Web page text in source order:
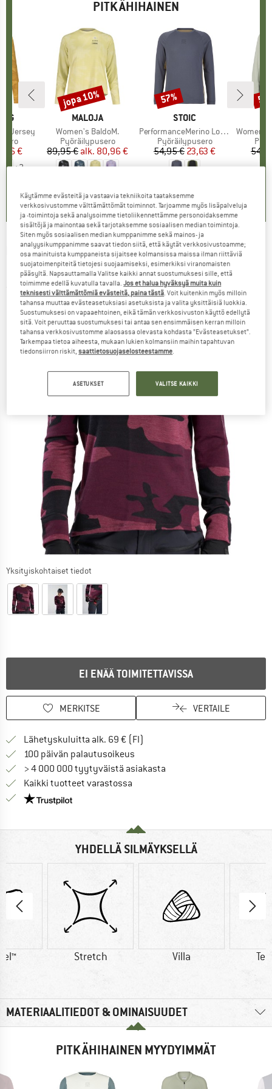
PITKÄHIHAINEN
S Jersey
hinta
€
+ 2
MERKKI
MALOJA
Tuote
Women's BaldoM.
Tuoteryhmä
Pyöräilypusero
Hinta
89,95 € Alennettu hinta
alk. 80,96 €
Alennus
jopa 10%
MERKKI
STOIC
Tuote
PerformanceMerino LofsdalenSt. MTB L/S
Tuoteryhmä
Pyöräilypusero
Hinta
54,95 €Alennettu hinta
23,63 €
Alennus
57%
Tuote
Women's
DEVOLD -Women's Kløvstien Merino Shirt -
Pyöräilypusero
(0)
Yksityiskohtaiset tiedot
EI ENÄÄ TOIMITETTAVISSA
MERKITSE VERTAILE
Lähetyskuluitta alk. 69 € (FI)
100 päivän palautusoikeus
> 4 000 000 tyytyväistä asiakasta
Kaikki tuotteet varastossa
Meillä on Trustpilot -sertifiointi - lue lisää tästä!
YHDELLÄ SILMÄYKSELLÄ
Stretch Villa
MATERIAALITIEDOT & OMINAISUUDET
PITKÄHIHAINEN MYYDYIMMÄT
Käytämme evästeitä ja vastaavia tekniikoita taataksemme
verkkosivustomme välttämättömät toiminnot. Tarjoamme myös lisäpalveluja
ja -toimintoja sekä analysoimme tietoliikennettämme personoidaksemme
sisältöjä ja mainontaa sekä tarjotaksemme sosiaalisen median toimintoja.
Siten myös sosiaalisen median kumppanimme sekä mainos- ja
analyysikumppanimme saavat tiedon siitä, että käytät verkkosivustoamme;
osa mainituista kumppaneista sijaitsee kolmansissa maissa ilman riittäviä
suojatoimenpiteitä tietojesi suojaamiseksi, esimerkiksi viranomaisten
pääsyltä. Napsauttamalla Valitse kaikki annat suostumuksesi sille, että
toimimme edellä kuvatulla tavalla.Jos et halua hyväksyä muita kuin
teknisesti välttämättömiä evästeitä, paina tästä . Voit kuitenkin myös milloin
tahansa muuttaa evästeasetuksiasi asetuksista ja valita yksittäisiä luokkia.
Suostumuksesi on vapaaehtoinen, eikä tämän verkkosivuston käyttö edellytä
sitä. Voit peruuttaa suostumuksesi tai antaa sen ensimmäisen kerran milloin
tahansa verkkosivustomme alaosassa olevasta kohdasta ”Evästeasetukset”.
Tarkempaa tietoa aiheesta, mukaan lukien kolmansiin maihin tapahtuvan
tiedonsiirron riskit,saattietosuojaselosteestamme
ASETUKSET VALITSE KAIKKI